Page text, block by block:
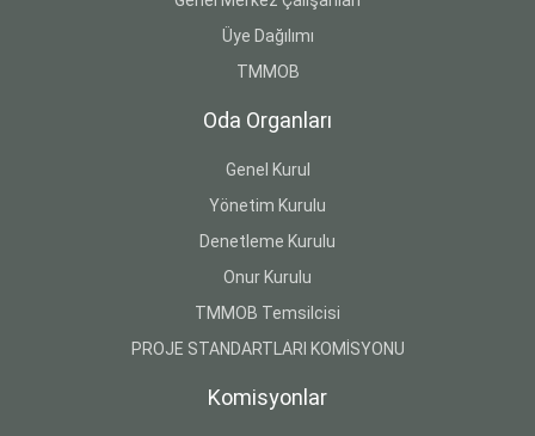
Üye Dağılımı
TMMOB
Oda Organları
Genel Kurul
Yönetim Kurulu
Denetleme Kurulu
Onur Kurulu
TMMOB Temsilcisi
PROJE STANDARTLARI KOMİSYONU
Komisyonlar